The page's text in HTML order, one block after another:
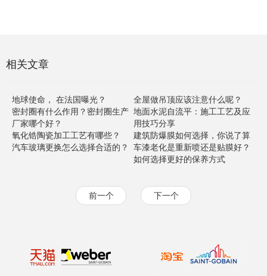
相关文章
地球使命， 在法国曝光？
密封圈有什么作用？密封圈生产
厂家哪个好？
氧化锆陶瓷加工工艺有哪些？
汽车玻璃更换怎么选择合适的？
全屋做吊顶应该注意什么呢？
地面水泥自流平：施工工艺及应
用技巧分享
建筑防爆膜如何选择，你说了算
车漆老化是重新喷还是贴膜好？
如何选择更好的保养方式
前一个 下一个